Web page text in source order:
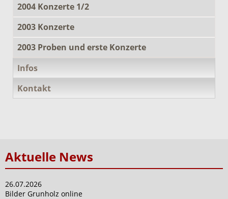
2004 Konzerte 1/2
2003 Konzerte
2003 Proben und erste Konzerte
Infos
Kontakt
Aktuelle News
26.07.2026
Bilder Grunholz online